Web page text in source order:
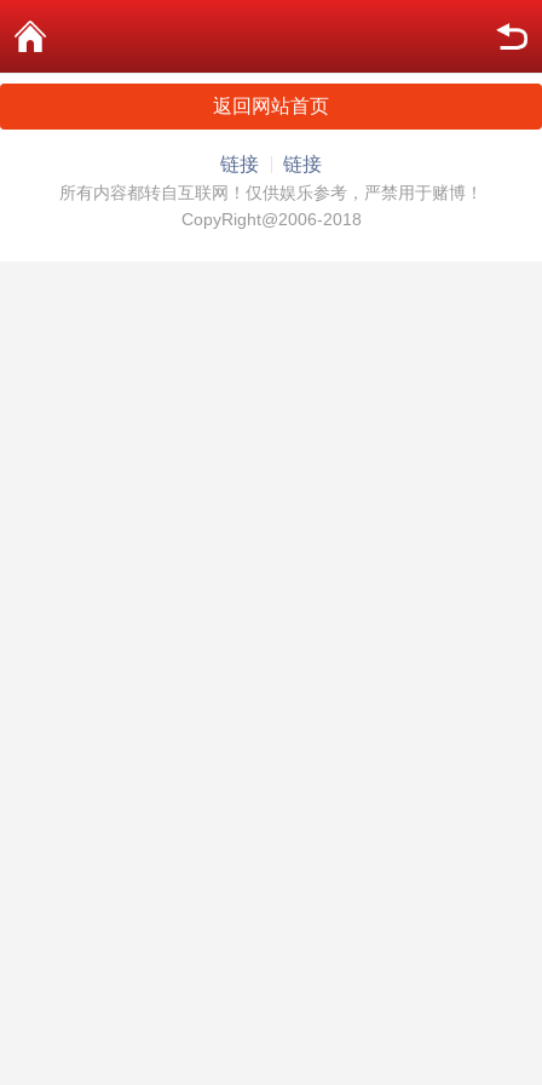
返回网站首页
链接 链接
所有内容都转自互联网！仅供娱乐参考，严禁用于赌博！
CopyRight@2006-2018